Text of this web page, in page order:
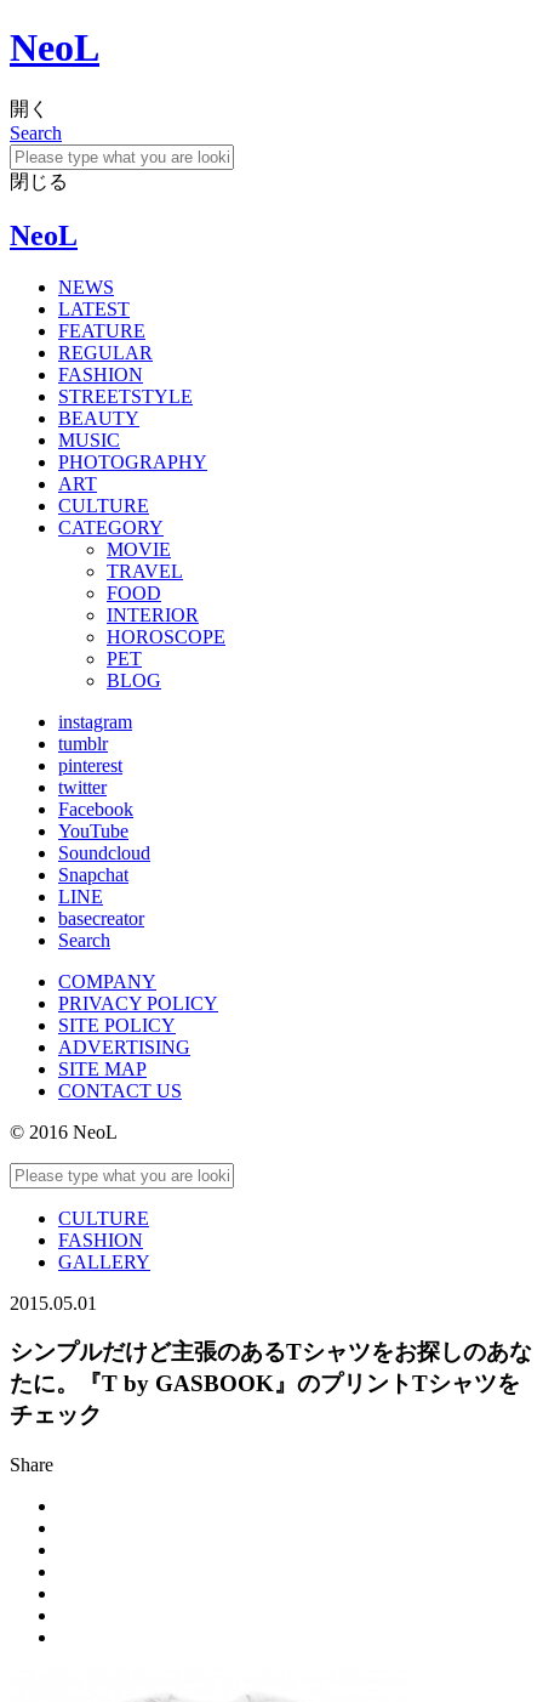
NeoL
開く
Search
閉じる
NeoL
NEWS
LATEST
FEATURE
REGULAR
FASHION
STREETSTYLE
BEAUTY
MUSIC
PHOTOGRAPHY
ART
CULTURE
CATEGORY
MOVIE
TRAVEL
FOOD
INTERIOR
HOROSCOPE
PET
BLOG
instagram
tumblr
pinterest
twitter
Facebook
YouTube
Soundcloud
Snapchat
LINE
basecreator
Search
COMPANY
PRIVACY POLICY
SITE POLICY
ADVERTISING
SITE MAP
CONTACT US
© 2016 NeoL
CULTURE
FASHION
GALLERY
2015.05.01
シンプルだけど主張のあるTシャツをお探しのあな
たに。『T by GASBOOK』のプリントTシャツを
チェック
Share